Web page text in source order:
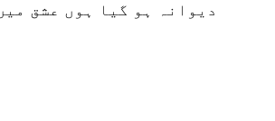
دیوانہ ہو گیا ہوں عشق